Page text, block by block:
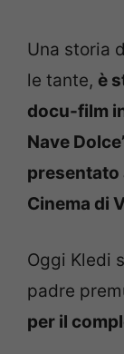
Una storia
le tante, è
docu-film
Nave
presentato
Cinema di
Oggi Kledi
padre
per il